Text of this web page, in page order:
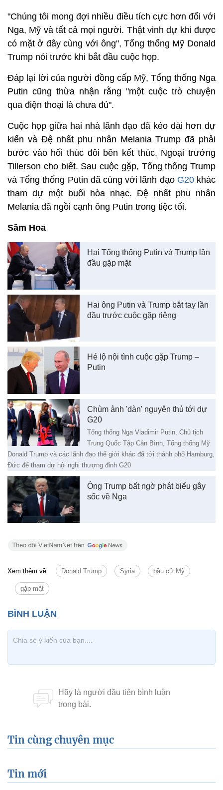
"Chúng tôi mong đợi nhiều điều tích cực hơn đối với
Nga, Mỹ và tất cả mọi người. Thật vinh dự khi được
có mặt ở đây cùng với ông", Tổng thống Mỹ Donald
Trump nói trước khi bắt đầu cuộc họp.
Đáp lại lời của người đồng cấp Mỹ, Tổng thống Nga
Putin cũng thừa nhận rằng "một cuộc trò chuyện
qua điện thoại là chưa đủ".
Cuộc họp giữa hai nhà lãnh đạo đã kéo dài hơn dự
kiến và Đệ nhất phu nhân Melania Trump đã phải
bước vào hối thúc đôi bên kết thúc, Ngoại trưởng
Tillerson cho biết. Sau cuộc gặp, Tống thống Trump
và Tổng thống Putin đã cùng với lãnh đạo G20khác
tham dự một buổi hòa nhạc. Đệ nhất phu nhân
Melania đã ngồi cạnh ông Putin trong tiệc tối.
Sầm Hoa
Hai Tổng thống Putin và Trump lần
đầu gặp mặt
Hai ông Putin và Trump bắt tay lần
đầu trước cuộc gặp riêng
Hé lộ nội tình cuộc gặp Trump –
Putin
Chùm ảnh 'dàn' nguyên thủ tới dự
G20
Tổng thống Nga Vladimir Putin, Chủ tịch
Trung Quốc Tập Cận Bình, Tổng thống Mỹ
Donald Trump và các lãnh đạo thế giới khác đã tới thành phố Hamburg,
Đức để tham dự hội nghị thượng đỉnh G20
Ông Trump bất ngờ phát biểu gây
sốc về Nga
Xem thêm về: Donald Trump Syria bầu cử Mỹ
gặp mặt
Tin cùng chuyên mục
Tin mới